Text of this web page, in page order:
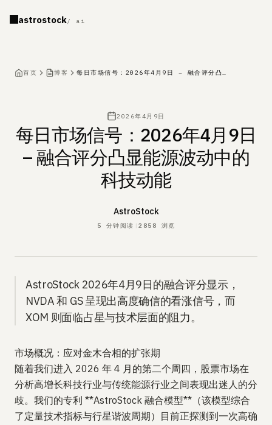
astrostock/ ai
首页 博客 每日市场信号：2026年4月9日 – 融合评分凸显能源波动中的科技动能
2026年4月9日
每日市场信号：2026年4月9日
– 融合评分凸显能源波动中的
科技动能
NameAstroStock
5 分钟阅读 | 2858 浏览
AstroStock 2026年4月9日的融合评分显示，
NVDA 和 GS 呈现出高度确信的看涨信号，而
XOM 则面临占星与技术层面的阻力。
市场概况：应对金木合相的扩张期
随着我们进入 2026 年 4 月的第二个周四，股票市场在
分析高增长科技行业与传统能源行业之间表现出迷人的分
歧。我们的专利 **AstroStock 融合模型**（该模型综合
了定量技术指标与行星谐波周期）目前正探测到一次高确